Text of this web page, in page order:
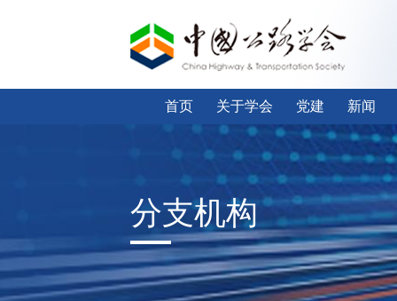
首页 关于学会 党建 新闻
分支机构